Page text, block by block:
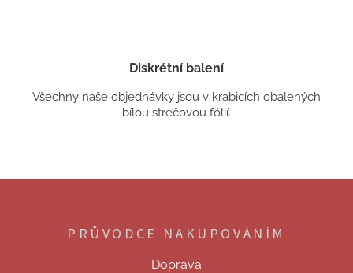
Diskrétní balení
Všechny naše objednávky jsou v krabicích obalených
bílou strečovou fólií.
PRŮVODCE NAKUPOVÁNÍM
Doprava